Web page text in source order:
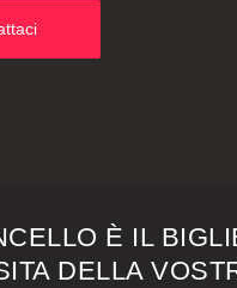
È IL
DELLA